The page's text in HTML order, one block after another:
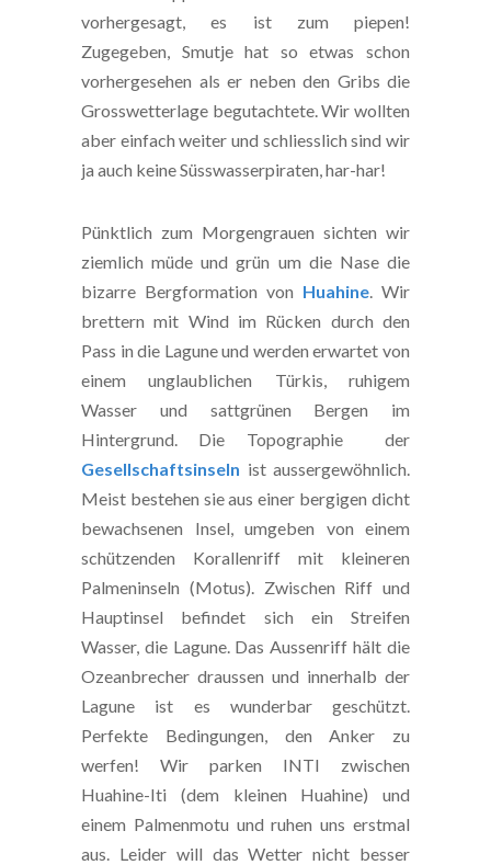
vorhergesagt, es ist zum piepen!
Zugegeben, Smutje hat so etwas schon
vorhergesehen als er neben den Gribs die
Grosswetterlage begutachtete. Wir wollten
aber einfach weiter und schliesslich sind wir
ja auch keine Süsswasserpiraten, har-har!
Pünktlich zum Morgengrauen sichten wir
ziemlich müde und grün um die Nase die
bizarre Bergformation von Huahine. Wir
brettern mit Wind im Rücken durch den
Pass in die Lagune und werden erwartet von
einem unglaublichen Türkis, ruhigem
Wasser und sattgrünen Bergen im
Hintergrund. Die Topographie der
Gesellschaftsinseln ist aussergewöhnlich.
Meist bestehen sie aus einer bergigen dicht
bewachsenen Insel, umgeben von einem
schützenden Korallenriff mit kleineren
Palmeninseln (Motus). Zwischen Riff und
Hauptinsel befindet sich ein Streifen
Wasser, die Lagune. Das Aussenriff hält die
Ozeanbrecher draussen und innerhalb der
Lagune ist es wunderbar geschützt.
Perfekte Bedingungen, den Anker zu
werfen! Wir parken INTI zwischen
Huahine-Iti (dem kleinen Huahine) und
einem Palmenmotu und ruhen uns erstmal
aus. Leider will das Wetter nicht besser